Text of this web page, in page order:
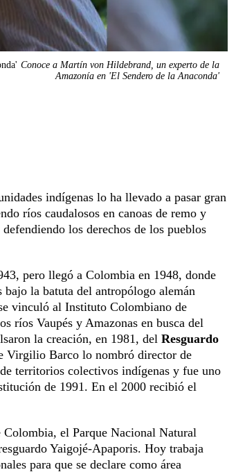
Conoce a Martín von Hildebrand, un experto de la
Amazonía en 'El Sendero de la Anaconda'
indígenas lo ha llevado a pasar gran
ríos caudalosos en canoas de remo y
los derechos de los pueblos
pero llegó a Colombia en 1948, donde
la batuta del antropólogo alemán
vinculó al Instituto Colombiano de
ríos Vaupés y Amazonas en busca del
la creación, en 1981, del Resguardo
Virgilio Barco lo nombró director de
territorios colectivos indígenas y fue uno
de 1991. En el 2000 recibió el
Colombia, el Parque Nacional Natural
Yaigojé-Apaporis. Hoy trabaja
para que se declare como área